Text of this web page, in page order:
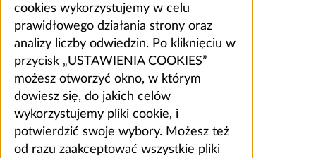
cookies wykorzystujemy w celu
prawidłowego działania strony oraz
analizy liczby odwiedzin. Po kliknięciu w
przycisk „USTAWIENIA COOKIES”
możesz otworzyć okno, w którym
dowiesz się, do jakich celów
wykorzystujemy pliki cookie, i
potwierdzić swoje wybory. Możesz też
od razu zaakceptować wszystkie pliki